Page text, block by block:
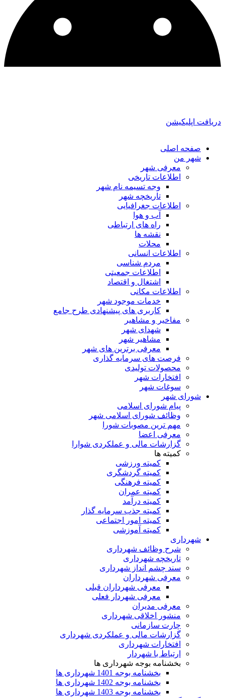
دریافت اپلیکیشن
صفحه اصلی
شهر من
معرفی شهر
اطلاعات تاریخی
وجه تسیمه نام شهر
تاریخچه شهر
اطلاعات جغرافیایی
آب و هوا
راه های ارتباطی
نقشه ها
محلات
اطلاعات انسانی
مردم شناسی
اطلاعات جمعیتی
اشتغال و اقتصاد
اطلاعات مکانی
خدمات موجود شهر
کاربری های پیشنهادی طرح جامع
مفاخیر و مشاهیر
شهدای شهر
مشاهیر شهر
معرفی برترین های شهر
فرصت های سرمایه گذاری
محصولات تولیدی
افتخارات شهر
سوغات شهر
شورای شهر
پیام شورای اسلامی
وظائف شورای اسلامی شهر
مهم ترین مصوبات شورا
معرفی اعضا
گزارشات مالی و عملکردی شوارا
کمیته ها
کمیته ورزشی
کمیته گردشگری
کمیته فرهنگی
کمیته عمران
کمیته درآمد
کمیته جذب سرمایه گذار
کمیته امور اجتماعی
کمیته آموزشی
شهرداری
شرح وظائف شهرداری
تاریخچه شهرداری
سند چشم انداز شهرداری
معرفی شهرداران
معرفی شهرداران قبلی
معرفی شهردار فعلی
معرفی مدیران
منشور اخلاقی شهرداری
چارت سازمانی
گزارشات مالی و عملکردی شهرداری
افتخارات شهرداری
ارتباط با شهردار
بخشنامه بوجه شهرداری ها
بخشنامه بوجه 1401 شهرداری ها
بخشنامه بوجه 1402 شهرداری ها
بخشنامه بوجه 1403 شهرداری ها